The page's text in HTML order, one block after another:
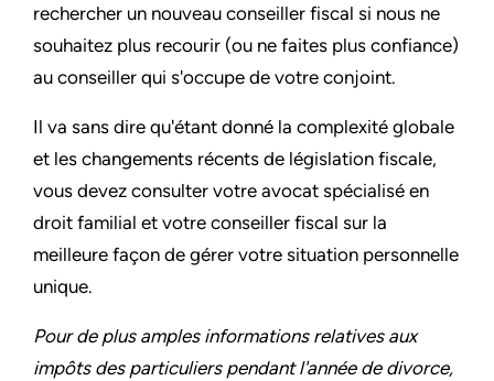
rechercher un nouveau conseiller fiscal si nous ne
souhaitez plus recourir (ou ne faites plus confiance)
au conseiller qui s'occupe de votre conjoint.
Il va sans dire qu'étant donné la complexité globale
et les changements récents de législation fiscale,
vous devez consulter votre avocat spécialisé en
droit familial et votre conseiller fiscal sur la
meilleure façon de gérer votre situation personnelle
unique.
Pour de plus amples informations relatives aux
impôts des particuliers pendant l'année de divorce,